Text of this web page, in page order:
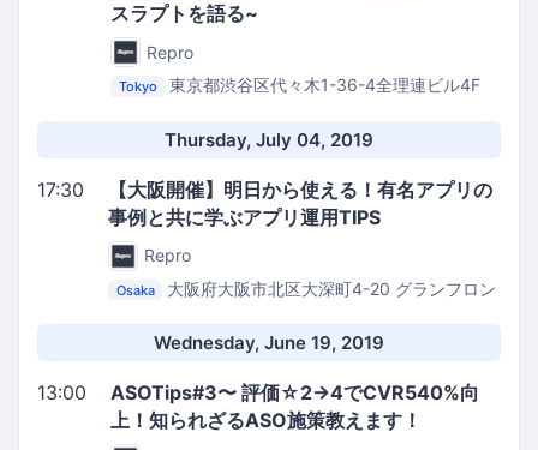
スラプトを語る~
Repro
Tokyo
東京都渋谷区代々木1-36-4全理連ビル4F
Thursday, July 04, 2019
17:30
【大阪開催】明日から使える！有名アプリの
事例と共に学ぶアプリ運用TIPS
Repro
Osaka
大阪府大阪市北区大深町4-20 グランフロン
ロントオフィス
Wednesday, June 19, 2019
13:00
ASOTips#3〜 評価☆2→4でCVR540%向
上！知られざるASO施策教えます！